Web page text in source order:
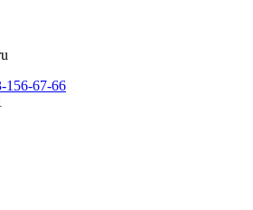
156-67-66